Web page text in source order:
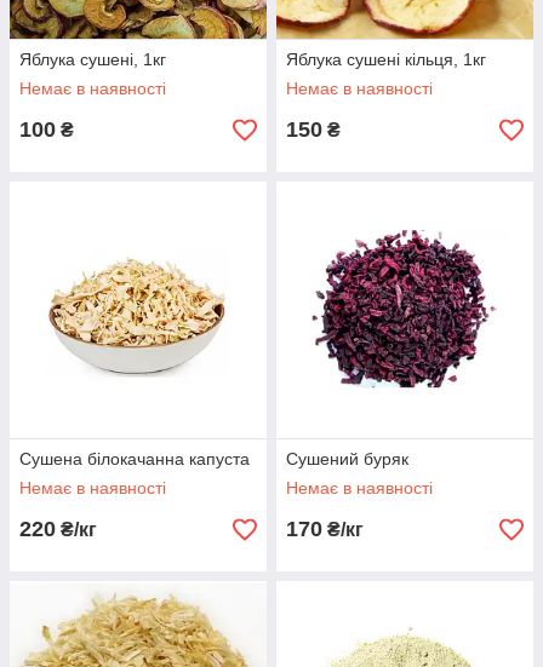
Яблука сушені, 1кг
Немає в наявності
100 ₴
Яблука сушені кільця, 1кг
Немає в наявності
150 ₴
Сушена білокачанна капуста
Немає в наявності
220 ₴/кг
Сушений буряк
Немає в наявності
170 ₴/кг